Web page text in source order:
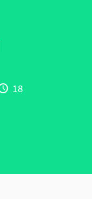
18